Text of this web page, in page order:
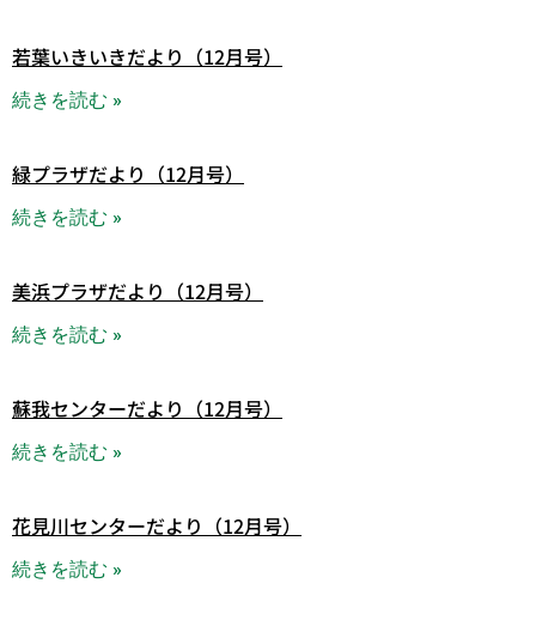
若葉いきいきだより（12月号）
続きを読む »
緑プラザだより（12月号）
続きを読む »
美浜プラザだより（12月号）
続きを読む »
蘇我センターだより（12月号）
続きを読む »
花見川センターだより（12月号）
続きを読む »